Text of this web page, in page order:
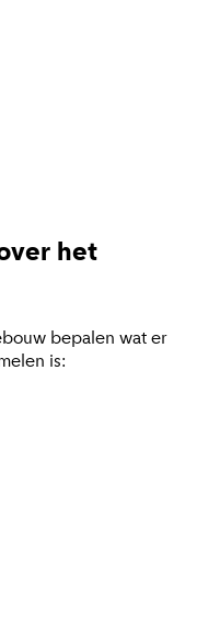
het
bepalen wat er
is: